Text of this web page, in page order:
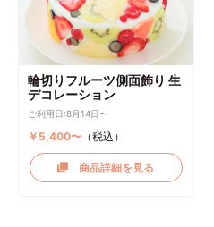
輪切りフルーツ側面飾り 生
デコレーション
ご利用日:8月14日〜
￥5,400〜（税込）
商品詳細を見る